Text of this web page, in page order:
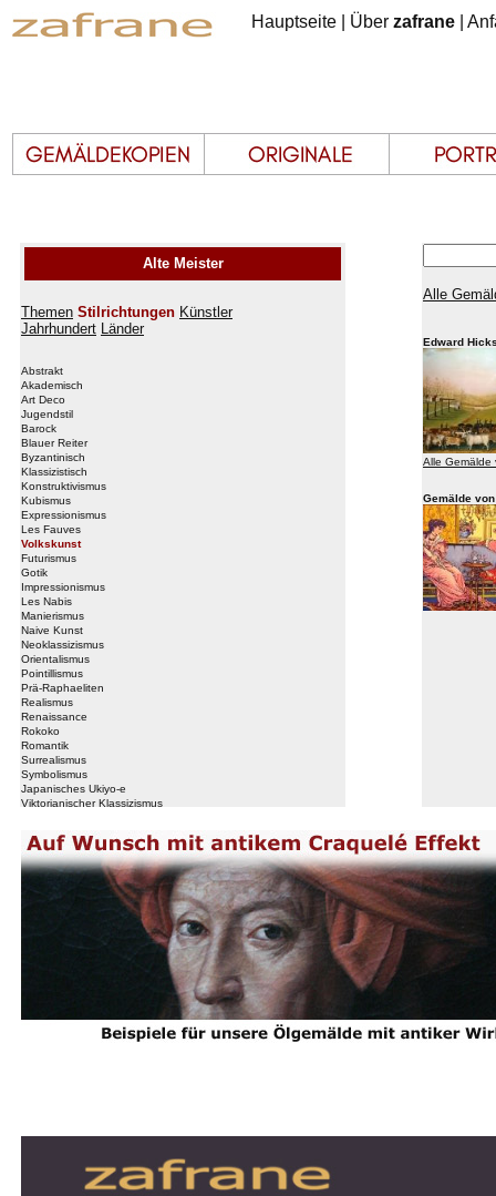
Hauptseite Über zafrane
Alte Meister
Themen Stilrichtungen Künstler
Jahrhundert Länder
Abstrakt
Akademisch
Art Deco
Jugendstil
Barock
Blauer Reiter
Byzantinisch
Klassizistisch
Konstruktivismus
Kubismus
Expressionismus
Les Fauves
Volkskunst
Futurismus
Gotik
Impressionismus
Les Nabis
Manierismus
Naive Kunst
Neoklassizismus
Orientalismus
Pointillismus
Prä-Raphaeliten
Realismus
Renaissance
Rokoko
Romantik
Surrealismus
Symbolismus
Japanisches Ukiyo-e
Viktorianischer Klassizismus
Alle
Edward
Alle Gemälde
Gemälde